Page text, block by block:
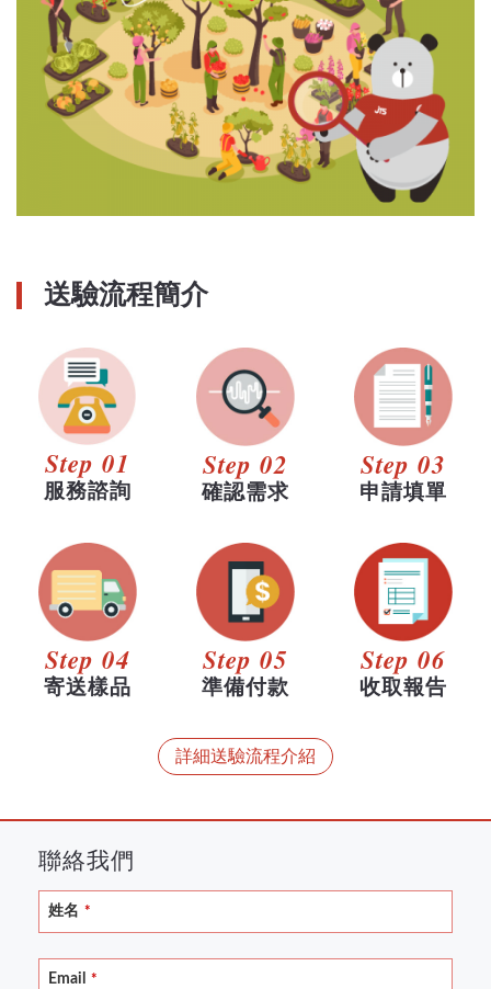
送驗流程簡介
Step 01
服務諮詢
Step 02
確認需求
Step 03
申請填單
Step 04
寄送樣品
Step 05
準備付款
Step 06
收取報告
詳細送驗流程介紹
聯絡我們
姓名 *
Email *